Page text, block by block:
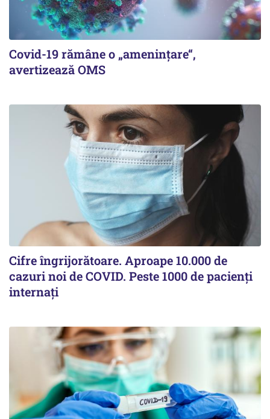
Covid-19 rămâne o „ameninţare“,
avertizează OMS
Cifre îngrijorătoare. Aproape 10.000 de
cazuri noi de COVID. Peste 1000 de pacienți
internați